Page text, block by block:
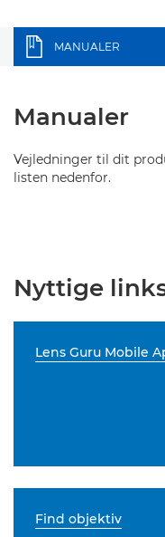
MANUALER
Manualer
Vejledninger til dit
listen nedenfor.
Nyttige
Lens Guru Mobile
Find objektiv